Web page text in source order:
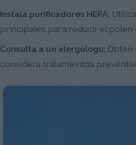
Instala purificadores HEPA:
principales para reducir el polen
Consulta a un alergólogo: Obtén
considera tratamientos